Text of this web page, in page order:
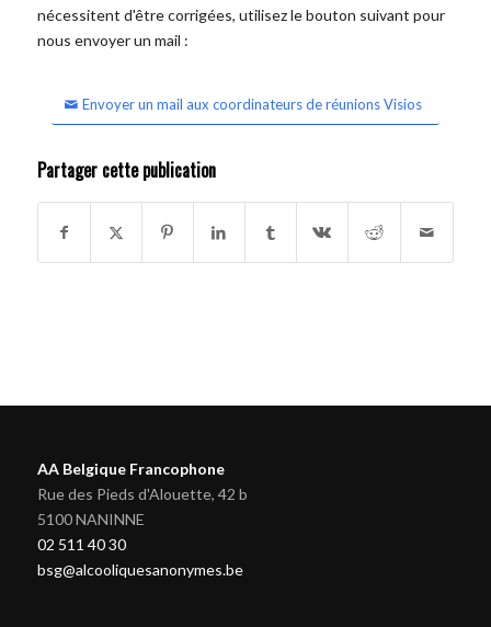
nécessitent d'être corrigées, utilisez le bouton suivant pour
nous envoyer un mail :
Envoyer un mail aux coordinateurs de réunions Visios
Partager cette publication
AA Belgique Francophone
Rue des Pieds d'Alouette, 42 b
5100 NANINNE
02 511 40 30
bsg@alcooliquesanonymes.be